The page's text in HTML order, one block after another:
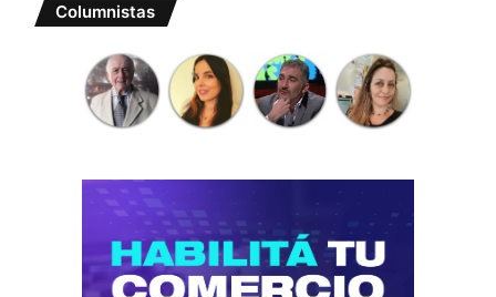
Columnistas